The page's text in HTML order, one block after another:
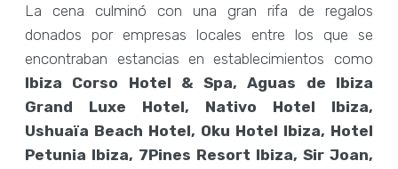
La cena culminó con una gran rifa de regalos
donados por empresas locales entre los que se
encontraban estancias en establecimientos como
Ibiza Corso Hotel & Spa, Aguas de Ibiza
Grand Luxe Hotel, Nativo Hotel Ibiza,
Ushuaïa Beach Hotel, Oku Hotel Ibiza, Hotel
Petunia Ibiza, 7Pines Resort Ibiza, Sir Joan,